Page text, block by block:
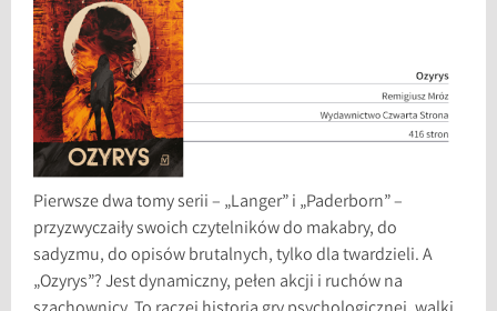
Pierwsze dwa tomy serii – „Langer” i „Paderborn” –
przyzwyczaiły swoich czytelników do makabry, do
sadyzmu, do opisów brutalnych, tylko dla twardzieli. A
„Ozyrys”? Jest dynamiczny, pełen akcji i ruchów na